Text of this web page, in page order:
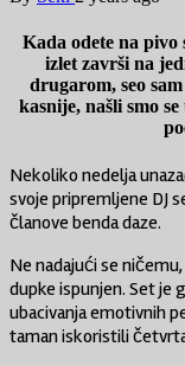
Kada odete na pivo
izlet završi na
drugarom, seo
kasnije, našli smo
Nekoliko nedelja
svoje pripremljene DJ
članove benda daze.
Ne nadajući se
dupke ispunjen. Set je
ubacivanja emotivnih
taman iskoristili